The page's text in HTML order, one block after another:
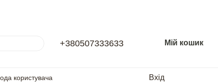
+380507333633 Мій кошик
користувача
Вхід